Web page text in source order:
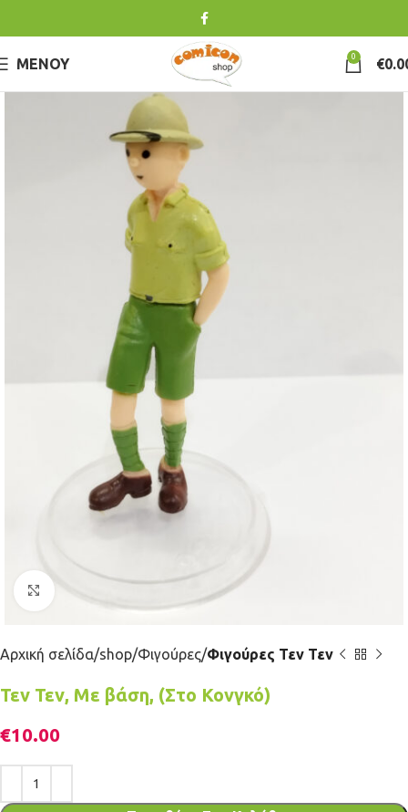
ΜΕΝΟΎ 0 €
Αρχική σελίδα shop Φιγούρες Φιγούρες Τεν Τεν
Τεν Τεν, Με βάση, (Στο Κονγκό)
€10.00